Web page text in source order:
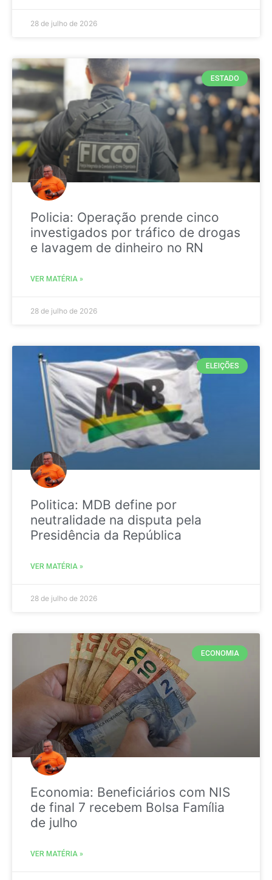
28 de julho de 2026
ESTADO
Policia: Operação prende cinco
investigados por tráfico de drogas
e lavagem de dinheiro no RN
VER MATÉRIA »
28 de julho de 2026
ELEIÇÕES
Politica: MDB define por
neutralidade na disputa pela
Presidência da República
VER MATÉRIA »
28 de julho de 2026
ECONOMIA
Economia: Beneficiários com NIS
de final 7 recebem Bolsa Família
de julho
VER MATÉRIA »